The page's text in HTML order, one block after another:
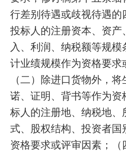
行差别待遇或歧视待遇的
投标人的注册资本、资产
入、利润、纳税额等规
计业绩规模作为资格要求
（二）除进口货物外，
诺、证明、背书等作为资
标人的注册地、纳税地、
式、股权结构、投资者国
资格要求或评审因素；